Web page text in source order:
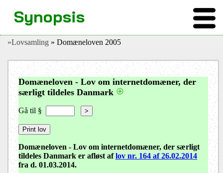
»Lovsamling » Domæneloven 2005
Domæneloven - Lov om internetdomæner, der
særligt tildeles Danmark
Gå til § >
Domæneloven - Lov om internetdomæner, der særligt
tildeles Danmark er afløst aflov nr. 164 af 26.02.2014
fra d. 01.03.2014.
Synopsis